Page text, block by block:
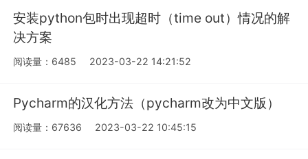
安装python包时出现超时（time out）情况的解
决方案
阅读量：6485 2023-03-22 14:21:52
Pycharm的汉化方法（pycharm改为中文版）
阅读量：67636 2023-03-22 10:45:15